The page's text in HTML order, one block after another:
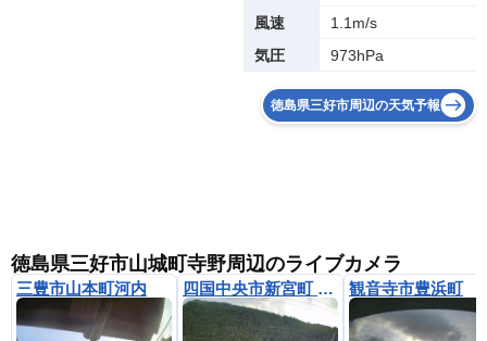
風速
1.1m/s
気圧
973hPa
徳島県三好市周辺の天気予報
徳島県三好市山城町寺野周辺のライブカメラ
三豊市山本町河内 四国中央市新宮町 西向き 観音寺市豊浜町